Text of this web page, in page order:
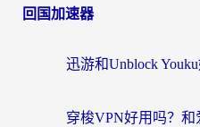
回国加速器